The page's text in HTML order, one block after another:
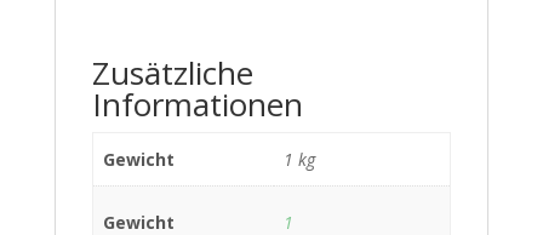
Zusätzliche
Informationen
Gewicht 1 kg
Gewicht 1